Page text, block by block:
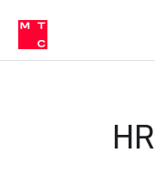
Медиа-центр
и акционерам
Устойчивое развитие
Комплаенс и деловая
компании
Карьера
в МТС